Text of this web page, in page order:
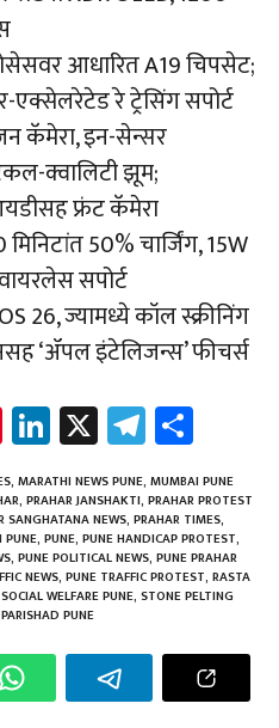
आधारित A19 चिपसेट;
एक्सेलरेटेड रे ट्रेसिंग सपोर्ट
कॅमेरा, इन-सेन्सर
क्वालिटी झूम;
फ्रंट कॅमेरा
मिनिटांत 50% चार्जिंग, 15W
सपोर्ट
26, ज्यामध्ये कॉल स्क्रीनिंग
‘ॲपल इंटेलिजन्स’ फीचर्स
Pi
nt
er
es
t
Li
nk
e
dI
n
X Te
le
gr
a
m
ar
e
, MARATHI NEWS PUNE, MUMBAI PUNE
, PRAHAR JANSHAKTI, PRAHAR PROTEST
SANGHATANA NEWS, PRAHAR TIMES,
PUNE, PUNE, PUNE HANDICAP PROTEST,
, PUNE POLITICAL NEWS, PUNE PRAHAR
NEWS, PUNE TRAFFIC PROTEST, RASTA
SOCIAL WELFARE PUNE, STONE PELTING
PUNE